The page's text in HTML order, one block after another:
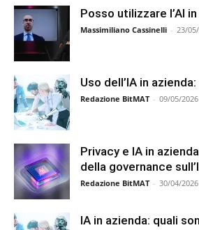
Posso utilizzare l’AI
Massimiliano Cassinelli - 23/
Uso dell’IA in
Redazione BitMAT - 09/05/2026
Privacy e IA in
della governance
Redazione BitMAT - 30/04/2026
IA in azienda: quali